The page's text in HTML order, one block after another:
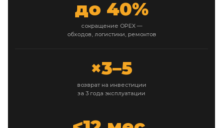
до 40%
сокращение OPEX —
обходов, логистики, ремонтов
×3–5
возврат на инвестиции
за 3 года эксплуатации